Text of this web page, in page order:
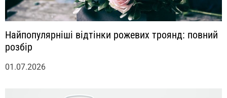
Найпопулярніші відтінки рожевих троянд: повний
розбір
01.07.2026